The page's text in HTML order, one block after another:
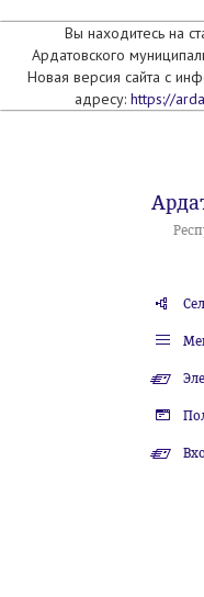
Вы находитесь на
Ардатовского
Новая версия сайта с
адресу: https://